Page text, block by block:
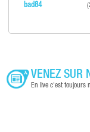
bad84
VENEZ SUR
En live c'est toujours